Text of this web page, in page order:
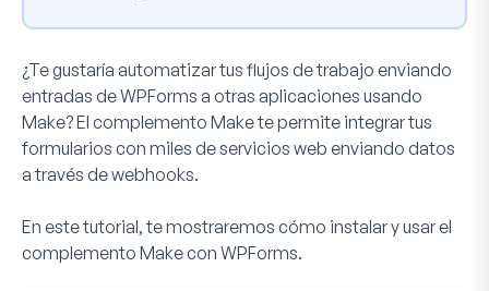
¿Te gustaría automatizar tus flujos de trabajo enviando
entradas de WPForms a otras aplicaciones usando
Make? El complemento Make te permite integrar tus
formularios con miles de servicios web enviando datos
a través de webhooks.
En este tutorial, te mostraremos cómo instalar y usar el
complemento Make con WPForms.